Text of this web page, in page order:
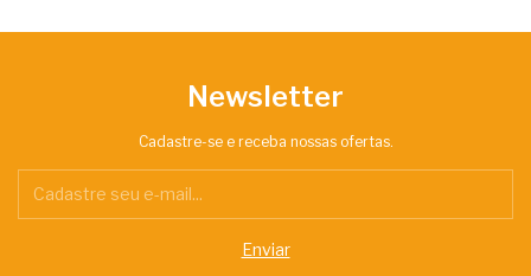
Newsletter
Cadastre-se e receba nossas ofertas.